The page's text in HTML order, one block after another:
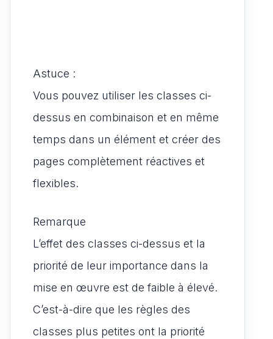
Astuce :
Vous pouvez utiliser les classes ci-
dessus en combinaison et en même
temps dans un élément et créer des
pages complètement réactives et
flexibles.
Remarque
L’effet des classes ci-dessus et la
priorité de leur importance dans la
mise en œuvre est de faible à élevé.
C’est-à-dire que les règles des
classes plus petites ont la priorité